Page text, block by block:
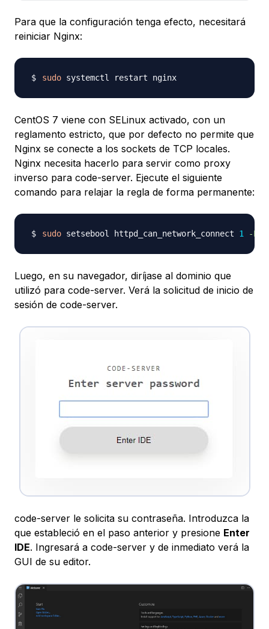
Para que la configuración tenga efecto, necesitará
reiniciar Nginx:
sudo
CentOS 7 viene con SELinux activado, con un
reglamento estricto, que por defecto no permite que
Nginx se conecte a los sockets de TCP locales.
Nginx necesita hacerlo para servir como proxy
inverso para code-server. Ejecute el siguiente
comando para relajar la regla de forma permanente:
sudo setsebool httpd_can_network_connect 1 -P
Luego, en su navegador, diríjase al dominio que
utilizó para code-server. Verá la solicitud de inicio de
sesión de code-server.
code-server le solicita su contraseña. Introduzca la
que estableció en el paso anterior y presione Enter
IDE. Ingresará a code-server y de inmediato verá la
GUI de su editor.